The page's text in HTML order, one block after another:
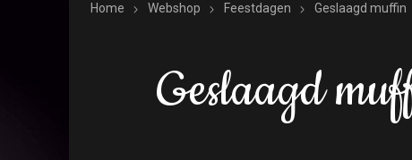
Home Webshop Feestdagen Geslaagd muffin
Geslaagd